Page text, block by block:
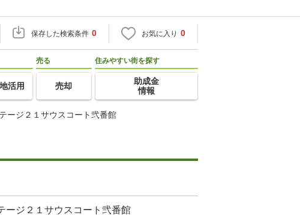
保存した検索条件 0 お気に入り 0
活用
売る
売却
住みやすい街を探す
助成金
情報
ージ２１サウスコート弐番館
ージ２１サウスコート弐番館